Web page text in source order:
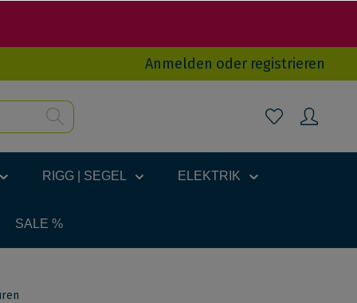
Anmelden oder registrieren
RIGG | SEGEL ELEKTRIK
SALE %